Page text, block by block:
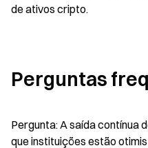
de ativos cripto.
Perguntas
Pergunta: A saída contínua
que instituições estão